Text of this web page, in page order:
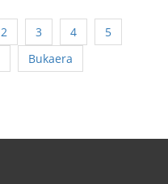
2 3 4
5
Bukaera